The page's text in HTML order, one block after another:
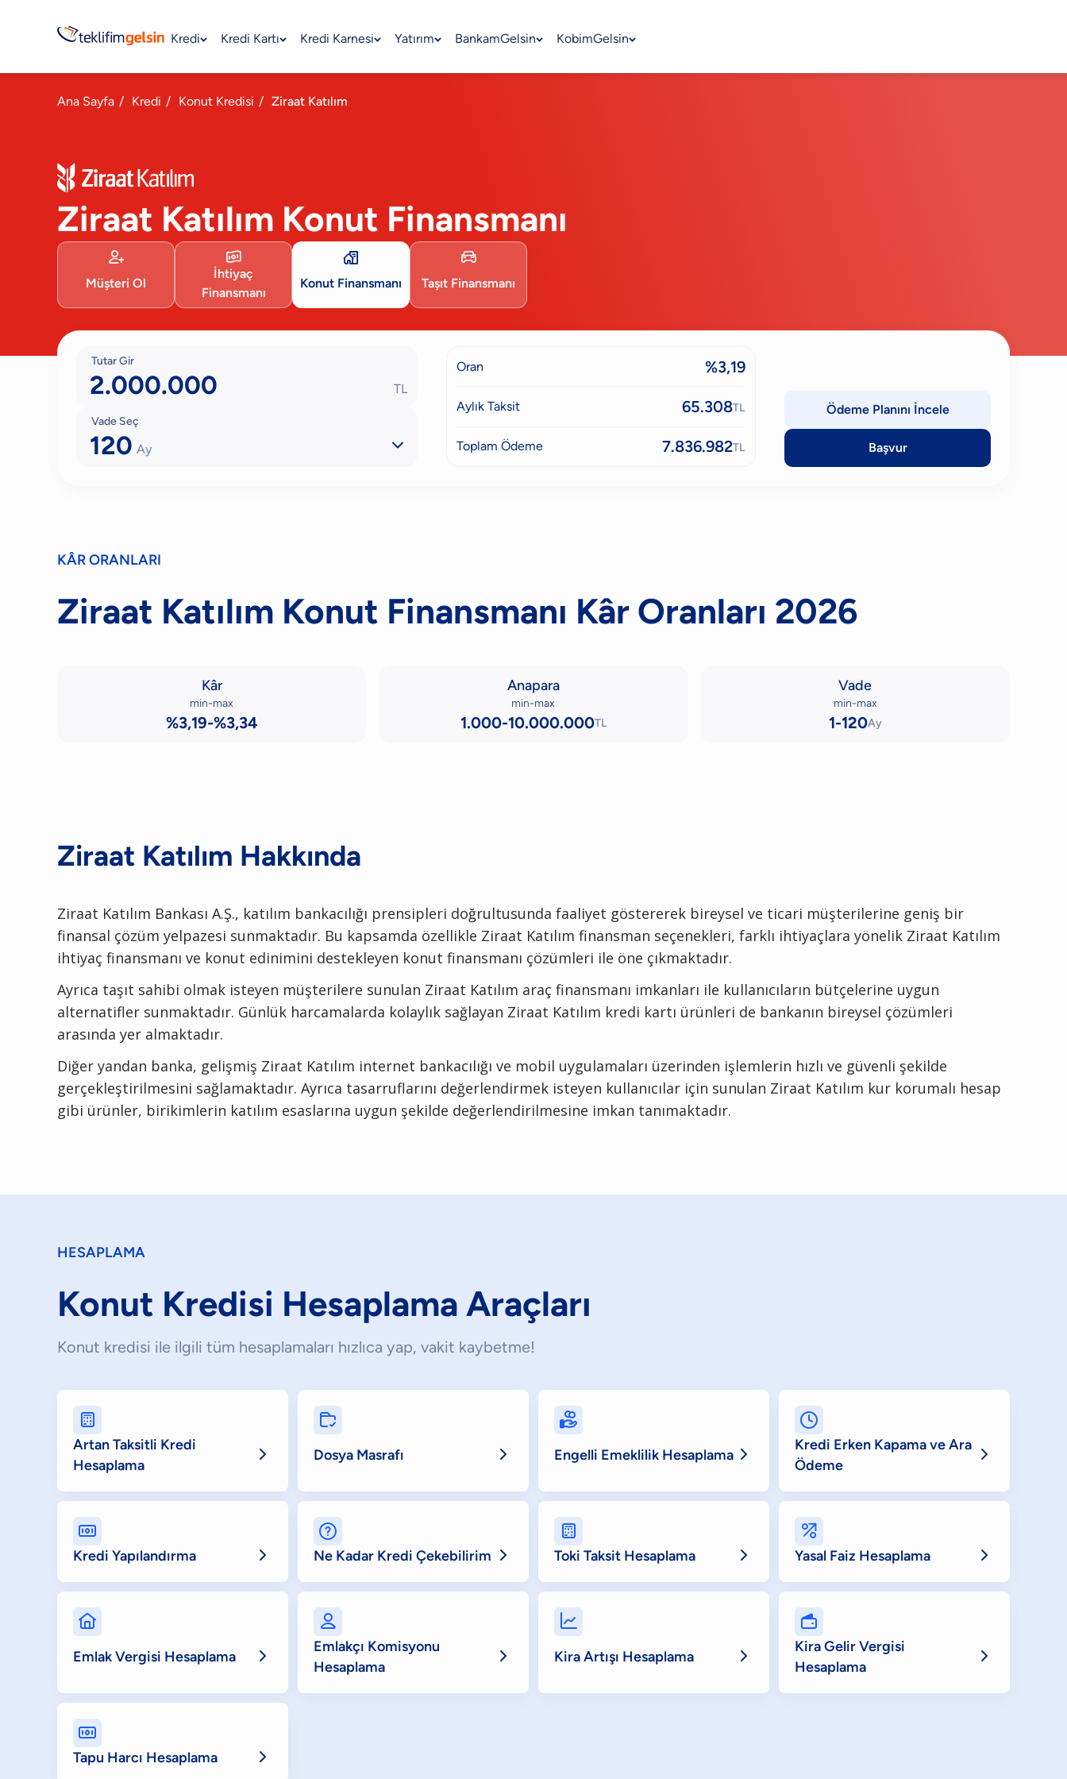
Kredi Kredi Kartı Kredi Karnesi Yatırım BankamGelsin KobimGelsin
Ana Sayfa / Kredi / Konut Kredisi / Ziraat Katılım
Ziraat Katılım Konut Finansmanı

Müşteri Ol

İhtiyaç
Finansmanı

Konut Finansmanı

Taşıt Finansmanı
Tutar Gir
TL
Vade Seç
120 Ay 
Oran %3,19
Aylık Taksit 65.308TL
Toplam Ödeme 7.836.982TL
Ödeme Planını İncele
Başvur
KÂR ORANLARI
Ziraat Katılım Konut Finansmanı Kâr Oranları 2026
Kâr
min-max
%3,19-%3,34
Anapara
min-max
1.000-10.000.000TL
Vade
min-max
1-120Ay
Ziraat Katılım Hakkında
Ziraat Katılım Bankası A.Ş., katılım bankacılığı prensipleri doğrultusunda faaliyet göstererek bireysel ve ticari müşterilerine geniş bir
finansal çözüm yelpazesi sunmaktadır. Bu kapsamda özellikle Ziraat Katılım finansman seçenekleri, farklı ihtiyaçlara yönelik Ziraat Katılım
ihtiyaç finansmanı ve konut edinimini destekleyen konut finansmanı çözümleri ile öne çıkmaktadır.
Ayrıca taşıt sahibi olmak isteyen müşterilere sunulan Ziraat Katılım araç finansmanı imkanları ile kullanıcıların bütçelerine uygun
alternatifler sunmaktadır. Günlük harcamalarda kolaylık sağlayan Ziraat Katılım kredi kartı ürünleri de bankanın bireysel çözümleri
arasında yer almaktadır.
Diğer yandan banka, gelişmiş Ziraat Katılım internet bankacılığı ve mobil uygulamaları üzerinden işlemlerin hızlı ve güvenli şekilde
gerçekleştirilmesini sağlamaktadır. Ayrıca tasarruflarını değerlendirmek isteyen kullanıcılar için sunulan Ziraat Katılım kur korumalı hesap
gibi ürünler, birikimlerin katılım esaslarına uygun şekilde değerlendirilmesine imkan tanımaktadır.
HESAPLAMA
Konut Kredisi Hesaplama Araçları
Konut kredisi ile ilgili tüm hesaplamaları hızlıca yap, vakit kaybetme!

Artan Taksitli Kredi
Hesaplama


Dosya Masrafı 

Engelli Emeklilik Hesaplama 

Kredi Erken Kapama ve Ara
Ödeme


Kredi Yapılandırma 

Ne Kadar Kredi Çekebilirim 

Toki Taksit Hesaplama 

Yasal Faiz Hesaplama 

Emlak Vergisi Hesaplama 

Emlakçı Komisyonu
Hesaplama


Kira Artışı Hesaplama 

Kira Gelir Vergisi
Hesaplama


Tapu Harcı Hesaplama 